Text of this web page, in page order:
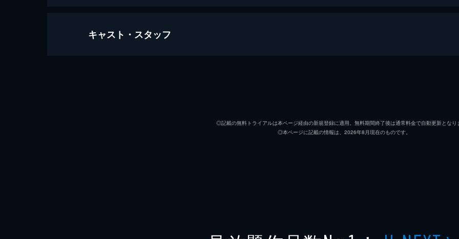
セッション
キャスト・スタッフ
ジム・ニーマン
◎記載の無料トライアルは本ページ経由の新規登録に適用。無料期間終了後は通常料金で自動更新となり
◎本ページに記載の情報は、2026年8月現在のものです。